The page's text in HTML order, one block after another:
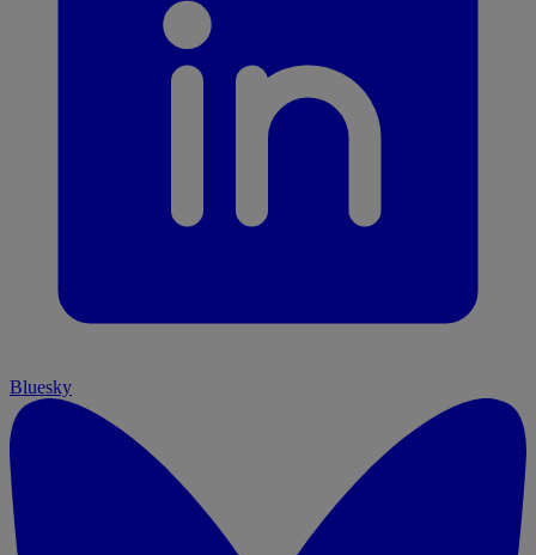
Bluesky